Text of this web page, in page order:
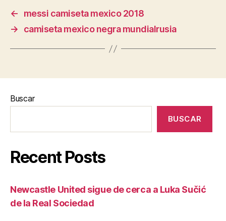
←
messi camiseta mexico 2018
→
camiseta mexico negra mundialrusia
Buscar
BUSCAR
Recent Posts
Newcastle United sigue de cerca a Luka Sučić
de la Real Sociedad